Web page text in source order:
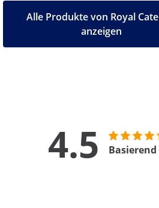
Alle Produkte von Royal
anzeigen
4.5